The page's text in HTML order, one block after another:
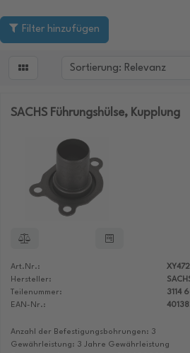
Filter hinzufügen

SACHS Führungshülse, Kupplung
Art.Nr.:
Hersteller:
Teilenummer:
3114
EAN-Nr.:
Anzahl der Befestigungsbohrungen: 3
Gewährleistung: 3 Jahre Gewährleistung